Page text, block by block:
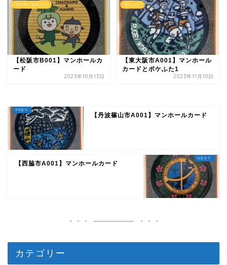
マンホールカード
【松阪市B001】マンホールカ
ード
2023年10月13日
ポケふた
【東大阪市A001】マンホール
カードとポケふた1
2023年11月10日
【丹波篠山市A001】マンホールカード
【西脇市A001】マンホールカード
カテゴリー